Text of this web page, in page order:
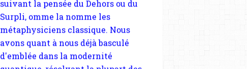
quantique, résolvant la plupart des
impasses philosophique du WWe
siècle. Cette pensée hors contrat est
la marque d'une complexité, riche de
multiples facteurs et échelles. Ce